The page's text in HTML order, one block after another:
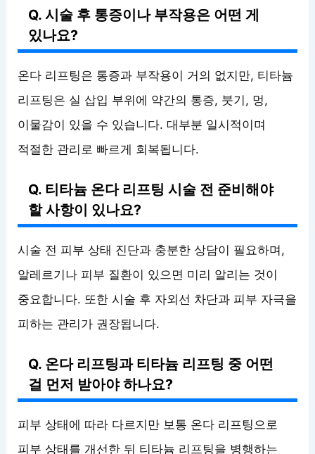
Q. 시술 후 통증이나 부작용은 어떤 게
있나요?
온다 리프팅은 통증과 부작용이 거의 없지만, 티타늄
리프팅은 실 삽입 부위에 약간의 통증, 붓기, 멍,
이물감이 있을 수 있습니다. 대부분 일시적이며
적절한 관리로 빠르게 회복됩니다.
Q. 티타늄 온다 리프팅 시술 전 준비해야
할 사항이 있나요?
시술 전 피부 상태 진단과 충분한 상담이 필요하며,
알레르기나 피부 질환이 있으면 미리 알리는 것이
중요합니다. 또한 시술 후 자외선 차단과 피부 자극을
피하는 관리가 권장됩니다.
Q. 온다 리프팅과 티타늄 리프팅 중 어떤
걸 먼저 받아야 하나요?
피부 상태에 따라 다르지만 보통 온다 리프팅으로
피부 상태를 개선한 뒤 티타늄 리프팅을 병행하는